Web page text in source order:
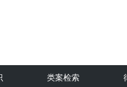
类案检索